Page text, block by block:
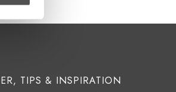
TIPS & INSPIRATION